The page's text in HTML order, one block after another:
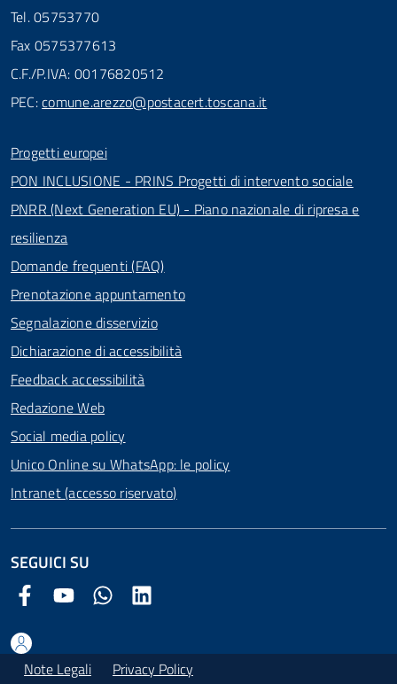
Tel. 05753770
Fax 0575377613
C.F./P.IVA: 00176820512
PEC:comune.arezzo@postacert.toscana.it
Progetti europei
PON INCLUSIONE - PRINS Progetti di intervento sociale
PNRR (Next Generation EU) - Piano nazionale di ripresa e
resilienza
Domande frequenti (FAQ)
Prenotazione appuntamento
Segnalazione disservizio
Dichiarazione di accessibilità
Feedback accessibilità
Redazione Web
Social media policy
Unico Online su WhatsApp: le policy
Intranet (accesso riservato)
SEGUICI SU
Facebook Comune di Arezzo
Youtube Comune di Arezzo
Twitter Comune di Arezzo
Note Legali Privacy Policy